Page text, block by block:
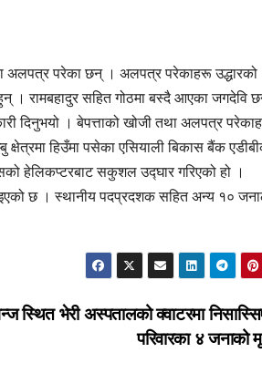
अलपत्र परेका छन् । अलपत्र परेकाहरू उद्धारक‍ो
। रामबहादुर सहित गोठमा बस्दै आएका जगदेवि
दिनुभयो । बेपत्ताको खोजी तथा अलपत्र
हिउँमा पसेका एसियाली बिकास बैंक
हेलिकप्टरबाट सकुशल उद्घार गरिएको हो ।
छ । स्थानीय पदप्रदशक सहित अन्य १०
स्थित भेरी अस्पतालको क्वाटरमा
परिवारका ४ जनाको